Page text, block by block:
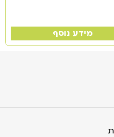
מידע נוסף